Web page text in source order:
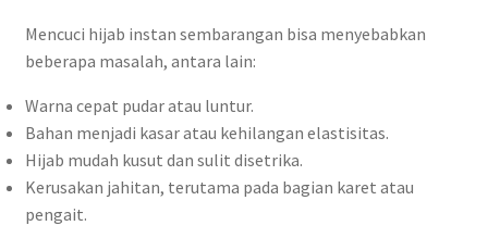
Mencuci hijab instan sembarangan bisa menyebabkan
beberapa masalah, antara lain:
Warna cepat pudar atau luntur.
Bahan menjadi kasar atau kehilangan elastisitas.
Hijab mudah kusut dan sulit disetrika.
Kerusakan jahitan, terutama pada bagian karet atau
pengait.